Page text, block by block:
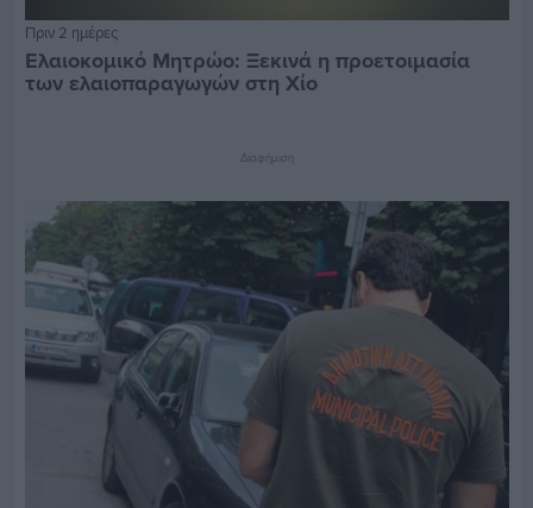
Πριν 2 ημέρες
Ελαιοκομικό Μητρώο: Ξεκινά η προετοιμασία
των ελαιοπαραγωγών στη Χίο
Διαφήμιση